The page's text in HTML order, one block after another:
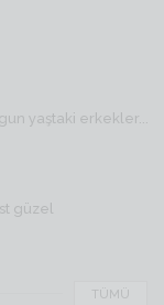
yaştaki erkekler...
güzel
TÜMÜ